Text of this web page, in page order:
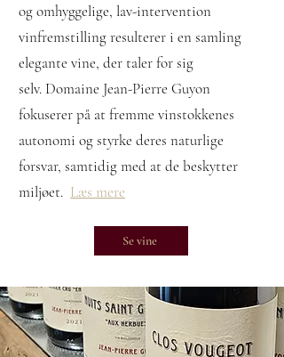
og omhyggelige, lav-intervention
vinfremstilling resulterer i en samling
elegante vine, der taler for sig
selv. Domaine Jean-Pierre Guyon
fokuserer på at fremme vinstokkenes
autonomi og styrke deres naturlige
forsvar, samtidig med at de beskytter
miljøet. Læs mere
Se vine